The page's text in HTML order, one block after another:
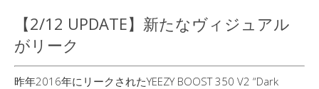
【2/12 UPDATE】新たなヴィジュアル
がリーク
昨年2016年にリークされたYEEZY BOOST 350 V2 “Dark